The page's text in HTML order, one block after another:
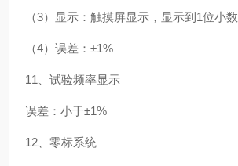
（3）显示：触摸屏显示，显示到1位小数
（4）误差：±1%
11、试验频率显示
误差：小于±1%
12、零标系统